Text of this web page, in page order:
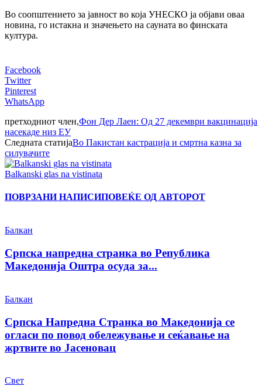
Во соопштението за јавност во која УНЕСКО ја објави оваа
новина, го истакна и значењето на сауната во финската
култура.
Facebook
Twitter
Pinterest
WhatsApp
претходниот член,Фон Дер Лаен: Од 27 декември вакцинација
насекаде низ ЕУ
Следната статијаВо Пакистан кастрација и смртна казна за
силувачите
Balkanski glas na vistinata
ПОВРЗАНИ НАПИСИПОВЕЌЕ ОД АВТОРОТ
Балкан
Српска напредна странка во Република
Македонија Оштра осуда за...
Балкан
Српска Напредна Странка во Македонија се
огласи по повод обележување и сеќавање на
жртвите во Јасеновац
Свет